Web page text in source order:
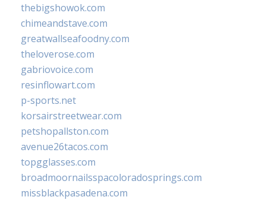
thebigshowok.com
chimeandstave.com
greatwallseafoodny.com
theloverose.com
gabriovoice.com
resinflowart.com
p-sports.net
korsairstreetwear.com
petshopallston.com
avenue26tacos.com
topgglasses.com
broadmoornailsspacoloradosprings.com
missblackpasadena.com